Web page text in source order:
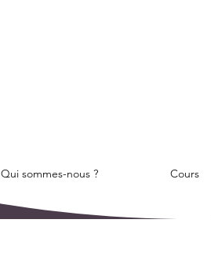
Qui sommes-nous ? Cours